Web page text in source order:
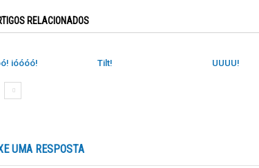
RELACIONADOS
ióóóó! Tilt! UUUU!
UMA RESPOSTA